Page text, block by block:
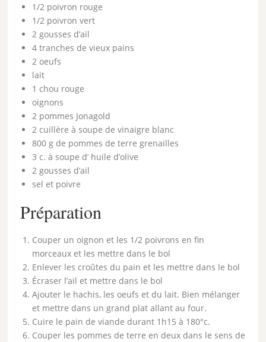
1/2 poivron rouge
1/2 poivron vert
2 gousses d’ail
4 tranches de vieux pains
2 oeufs
lait
1 chou rouge
oignons
2 pommes Jonagold
2 cuillère à soupe de vinaigre blanc
800 g de pommes de terre grenailles
3 c. à soupe d’ huile d’olive
2 gousses d’ail
sel et poivre
Préparation
Couper un oignon et les 1/2 poivrons en fin
morceaux et les mettre dans le bol
Enlever les croûtes du pain et les mettre dans le bol
Écraser l’ail et mettre dans le bol
Ajouter le hachis, les oeufs et du lait. Bien mélanger
et mettre dans un grand plat allant au four.
Cuire le pain de viande durant 1h15 à 180°c.
Couper les pommes de terre en deux dans le sens de